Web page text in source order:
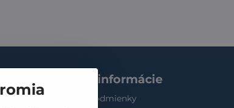
Dôležité informácie
obchodné podmienky